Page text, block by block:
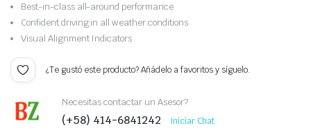
de un
cliente
Best-in-class all-around performance
Confident driving in all weather conditions
Visual Alignment Indicators
¿Te gustó este producto? Añádelo a favoritos y síguelo.
Necesitas contactar un Asesor?
(+58) 414-6841242 Iniciar Chat